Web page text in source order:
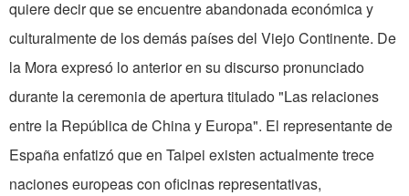
quiere decir que se encuentre abandonada económica y
culturalmente de los demás países del Viejo Continente. De
la Mora expresó lo anterior en su discurso pronunciado
durante la ceremonia de apertura titulado "Las relaciones
entre la República de China y Europa". El representante de
España enfatizó que en Taipei existen actualmente trece
naciones europeas con oficinas representativas,